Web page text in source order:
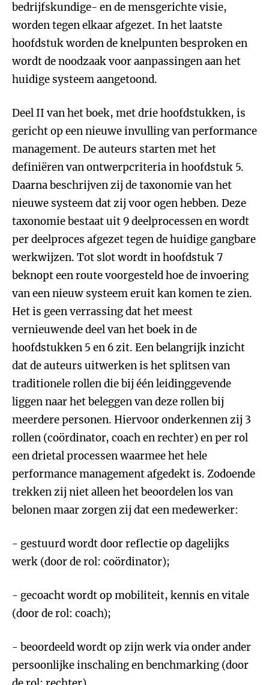
bedrijfskundige- en de mensgerichte visie,
worden tegen elkaar afgezet. In het laatste
hoofdstuk worden de knelpunten besproken en
wordt de noodzaak voor aanpassingen aan het
huidige systeem aangetoond.
Deel II van het boek, met drie hoofdstukken, is
gericht op een nieuwe invulling van performance
management. De auteurs starten met het
definiëren van ontwerpcriteria in hoofdstuk 5.
Daarna beschrijven zij de taxonomie van het
nieuwe systeem dat zij voor ogen hebben. Deze
taxonomie bestaat uit 9 deelprocessen en wordt
per deelproces afgezet tegen de huidige gangbare
werkwijzen. Tot slot wordt in hoofdstuk 7
beknopt een route voorgesteld hoe de invoering
van een nieuw systeem eruit kan komen te zien.
Het is geen verrassing dat het meest
vernieuwende deel van het boek in de
hoofdstukken 5 en 6 zit. Een belangrijk inzicht
dat de auteurs uitwerken is het splitsen van
traditionele rollen die bij één leidinggevende
liggen naar het beleggen van deze rollen bij
meerdere personen. Hiervoor onderkennen zij 3
rollen (coördinator, coach en rechter) en per rol
een drietal processen waarmee het hele
performance management afgedekt is. Zodoende
trekken zij niet alleen het beoordelen los van
belonen maar zorgen zij dat een medewerker:
- gestuurd wordt door reflectie op dagelijks
werk (door de rol: coördinator);
- gecoacht wordt op mobiliteit, kennis en vitale
(door de rol: coach);
- beoordeeld wordt op zijn werk via onder ander
persoonlijke inschaling en benchmarking (door